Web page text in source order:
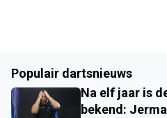
Populair dartsnieuws
Na elf jaar is
bekend: